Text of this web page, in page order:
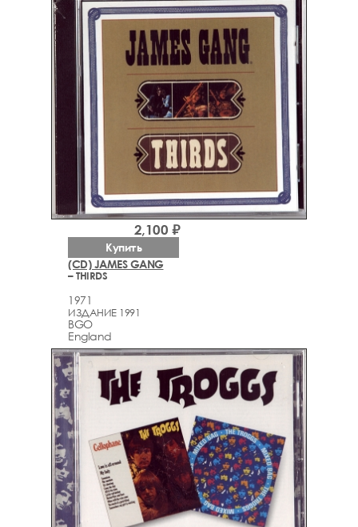
(CD) JAMES GANG
– THIRDS
1971
ИЗДАНИЕ 1991
BGO
England
2,100 ₽
Купить